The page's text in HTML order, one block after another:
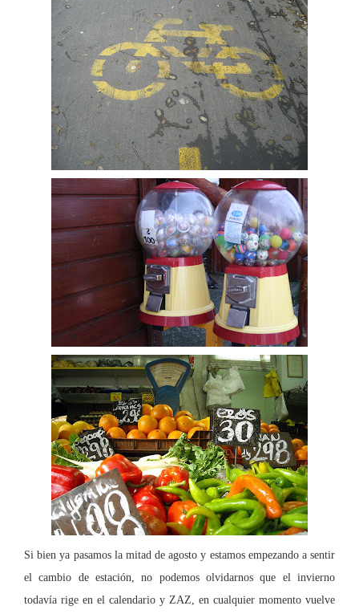
Si bien ya pasamos la mitad de agosto y estamos empezando a sentir
el cambio de estación, no podemos olvidarnos que el invierno
todavía rige en el calendario y ZAZ, en cualquier momento vuelve